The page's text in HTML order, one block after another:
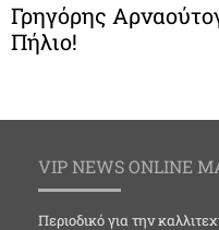
Γρηγόρης
Πήλιο!
VIP NEWS ONLINE
Περιοδικό για την